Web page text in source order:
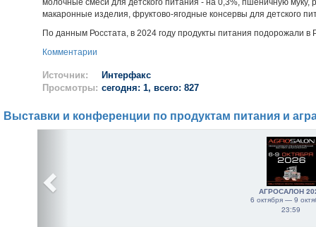
молочные смеси для детского питания - на 0,3%, пшеничную муку,
макаронные изделия, фруктово-ягодные консервы для детского
По данным Росстата, в 2024 году продукты питания подорожали в
Комментарии
Источник:
Интерфакс
Просмотры: сегодня: 1, всего: 827
Выставки и конференции по продуктам питания и
АГРОСАЛОН
6 октября — 9
23:59